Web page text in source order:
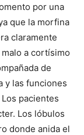
por una
que la morfina
claramente
a cortísimo
de
y las funciones
pacientes
Los lóbulos
donde anida el